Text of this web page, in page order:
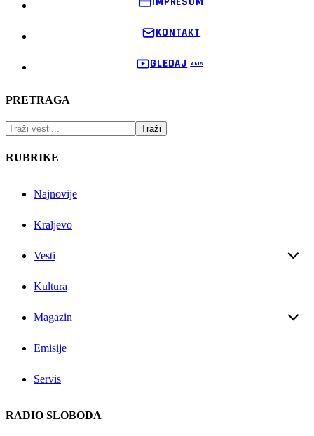
KONTAKT
GLEDAJ
PRETRAGA
RUBRIKE
Najnovije
Kraljevo
Vesti
Kultura
Magazin
Emisije
Servis
RADIO SLOBODA